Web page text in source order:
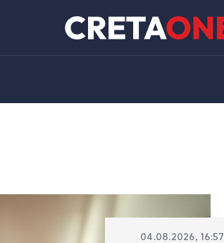
04.08.2026, 16:57